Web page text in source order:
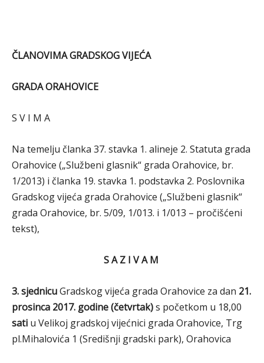
ČLANOVIMA GRADSKOG VIJEĆA
GRADA ORAHOVICE
S V I M A
Na temelju članka 37. stavka 1. alineje 2. Statuta grada
Orahovice („Službeni glasnik“ grada Orahovice, br.
1/2013) i članka 19. stavka 1. podstavka 2. Poslovnika
Gradskog vijeća grada Orahovice („Službeni glasnik“
grada Orahovice, br. 5/09, 1/013. i 1/013 – pročišćeni
tekst),
S A Z I V A M
3. sjednicuGradskog vijeća grada Orahovice za dan 21.
prosinca 2017. godine (četvrtak)s početkom u 18,00
sati u Velikoj gradskoj vijećnici grada Orahovice, Trg
pl.Mihalovića 1 (Središnji gradski park), Orahovica